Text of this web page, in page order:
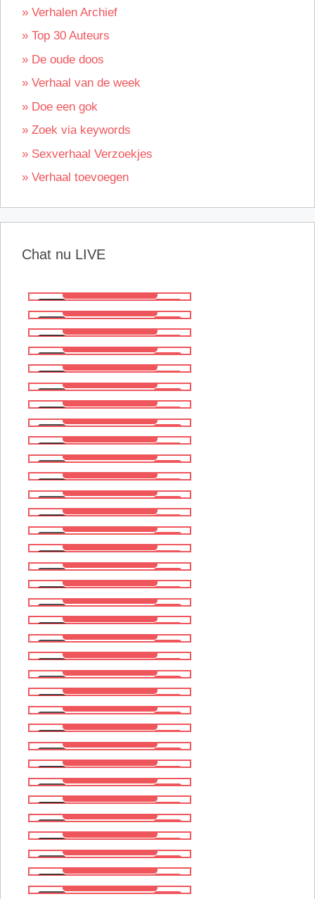
» Verhalen Archief
» Top 30 Auteurs
» De oude doos
» Verhaal van de week
» Doe een gok
» Zoek via keywords
» Sexverhaal Verzoekjes
» Verhaal toevoegen
Chat nu LIVE